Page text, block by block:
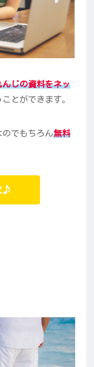
んじの資料をネッ
とができます。
のでもちろん無料
♪